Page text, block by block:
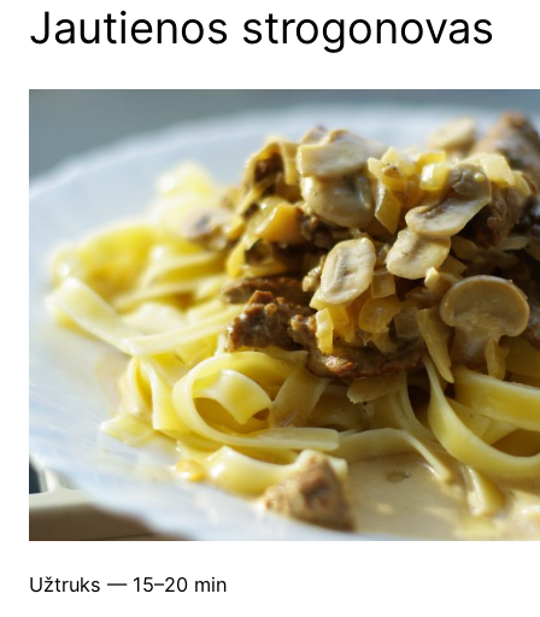
Jautienos strogonovas
Užtruks — 15–20 min